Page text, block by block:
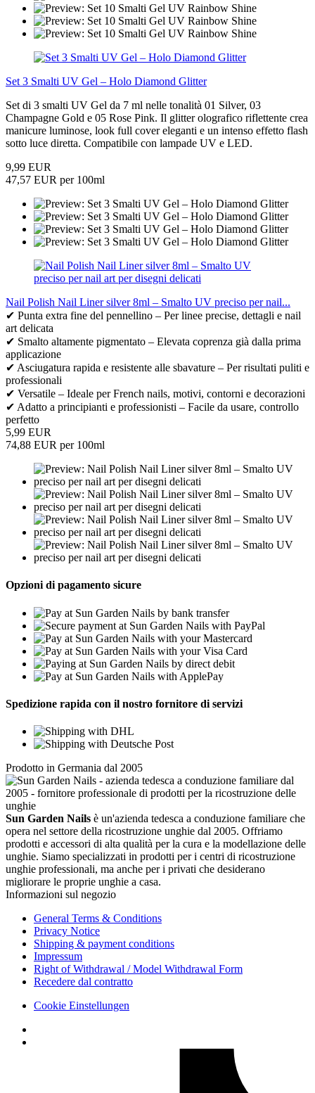
Set 3 Smalti UV Gel – Holo Diamond Glitter
Set di 3 smalti UV Gel da 7 ml nelle tonalità 01 Silver, 03
Champagne Gold e 05 Rose Pink. Il glitter olografico riflettente crea
manicure luminose, look full cover eleganti e un intenso effetto flash
sotto luce diretta. Compatibile con lampade UV e LED.
9,99 EUR
47,57 EUR per 100ml
Nail Polish Nail Liner silver 8ml – Smalto UV preciso per nail...
✔ Punta extra fine del pennellino – Per linee precise, dettagli e nail
art delicata
✔ Smalto altamente pigmentato – Elevata coprenza già dalla prima
applicazione
✔ Asciugatura rapida e resistente alle sbavature – Per risultati puliti e
professionali
✔ Versatile – Ideale per French nails, motivi, contorni e decorazioni
✔ Adatto a principianti e professionisti – Facile da usare, controllo
perfetto
5,99 EUR
74,88 EUR per 100ml
Opzioni di pagamento sicure
Spedizione rapida con il nostro fornitore di servizi
Prodotto in Germania dal 2005
Sun Garden Nails è un'azienda tedesca a conduzione familiare che
opera nel settore della ricostruzione unghie dal 2005. Offriamo
prodotti e accessori di alta qualità per la cura e la modellazione delle
unghie. Siamo specializzati in prodotti per i centri di ricostruzione
unghie professionali, ma anche per i privati che desiderano
migliorare le proprie unghie a casa.
Informazioni sul negozio
General Terms & Conditions
Privacy Notice
Shipping & payment conditions
Impressum
Right of Withdrawal / Model Withdrawal Form
Recedere dal contratto
Cookie Einstellungen